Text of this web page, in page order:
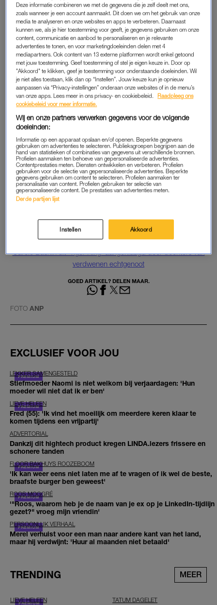
NBC Universal heeft de show aangekocht om uit te gaan
zenden op zowel streamingplatform Peacock als op reguliere
zenders NBC en USA Network.
CAROLE BASKIN
Bedenker van de miniserie is comedian Kate McKinnon. De
actrice gaat zelf de hoofdrol spelen. Wanneer de serie precies
zal worden uitgezonden en hoe die zal gaan heten, is nog niet
bekend.
Tiger Kingvertelt het verhaal van Joe Exotic en zijn dierenpark,
waar volgens dierenactivisten – onder wie Baskin – tijgers op
grote schaal werden mishandeld.
De vete tussen de tweeliep in de jaren waarin de docureeks
gefilmd werd enorm hoog op. Exotic, die eigenlijk Joe
meer het beramen van een moord op Baskin.
Lees ook
Carole Baskin uit ‘Tiger King’ aangeklaagd door dochters van
verdwenen echtgenoot
GOED ARTIKEL? DELEN MAAR.
FOTO ANP
EXCLUSIEF VOOR JOU
LEKKER SAMENGESTELD
Stiefmoeder Naomi is niet welkom bij verjaardagen: 'Hun
moeder wil niet dat ik er ben'
LIEVE HELEEN
Fred (55): 'Ik vind het moeilijk om meerdere keren klaar te
komen tijdens een vrijpartij'
ADVERTORIAL
Dankzij dit hightech product kregen LINDA.lezers frissere en
schonere tanden
FLOOR BAKHUYS ROOZEBOOM
'Ik kan weer eens niet laten me af te vragen of ik wel de beste,
braafste burger ben geweest'
ROOS MOGGRÉ
'"Roos, waarom heb je de naam van je ex op je LinkedIn-tijdlijn
gezet?" vroeg mijn vriendin'
PERSOONLIJK VERHAAL
Merel verhuist voor een man naar andere kant van het land,
maar hij verdwijnt: 'Huur al maanden niet betaald'
TRENDING MEER
LIEVE HELEEN TATUM DAGELET
Deze informatie combineren we met de gegevens die je zelf deelt met ons,
zoals wanneer je een account aanmaakt. Dit doen we om het gebruik van onze
media te analyseren en onze websites en apps te verbeteren. Daarnaast
kunnen we, als je hier toestemming voor geeft, je gegevens gebruiken om onze
content, communicatie en aanbod te personaliseren en je relevante
advertenties te tonen, en voor marketingdoeleinden delen met 4
mediapartners. Ook content van 13 externe platformen wordt enkel getoond
met jouw toestemming. Geef toestemming of stel je eigen keuze in. Door op
"Akkoord" te klikken, geef je toestemming voor onderstaande doeleinden. Wil
je niet alles toestaan, klik dan op “Instellen”. Jouw keuze kun je opnieuw
aanpassen via “Privacy-instellingen” onderaan onze websites of in de menu’s
van onze apps. Lees meer in ons privacy- en cookiebeleid.
Raadpleeg ons
cookiebeleid voor meer informatie.
Wij en onze partners verwerken gegevens voor de volgende
doeleinden:
Informatie op een apparaat opslaan en/of openen. Beperkte gegevens
gebruiken om advertenties te selecteren. Publieksgroepen begrijpen aan de
hand van statistieken of combinaties van gegevens uit verschillende bronnen.
Profielen aanmaken ten behoeve van gepersonaliseerde advertenties.
Contentprestaties meten. Diensten ontwikkelen en verbeteren. Profielen
gebruiken voor de selectie van gepersonaliseerde advertenties. Beperkte
gegevens gebruiken om content te selecteren. Profielen aanmaken ter
personalisatie van content. Profielen gebruiken ter selectie van
gepersonaliseerde content. De prestaties van advertenties meten.
Derde partijen lijst
Instellen Akkoord